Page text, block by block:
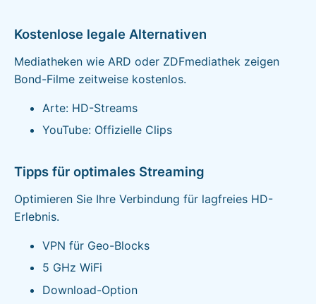
Kostenlose legale Alternativen
Mediatheken wie ARD oder ZDFmediathek zeigen
Bond-Filme zeitweise kostenlos.
Arte: HD-Streams
YouTube: Offizielle Clips
Tipps für optimales Streaming
Optimieren Sie Ihre Verbindung für lagfreies HD-
Erlebnis.
VPN für Geo-Blocks
5 GHz WiFi
Download-Option